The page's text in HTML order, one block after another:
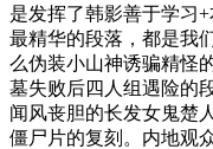
是发挥了韩影善于学习
最精华的段落，都是我
么伪装小山神诱骗精怪
墓失败后四人组遇险的
闻风丧胆的长发女鬼楚
僵尸片的复刻。内地观